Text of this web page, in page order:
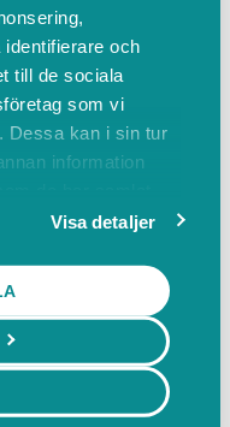
och
till de sociala
som vi
Dessa kan i sin tur
information
Visa detaljer